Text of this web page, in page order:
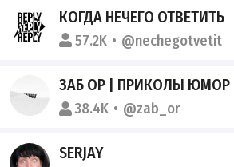
КОГДА НЕЧЕГО ОТВЕТИТЬ
57.2K @nechegotvetit
ЗАБ ОР | ПРИКОЛЫ ЮМОР
38.4K @zab_or
SERJAY